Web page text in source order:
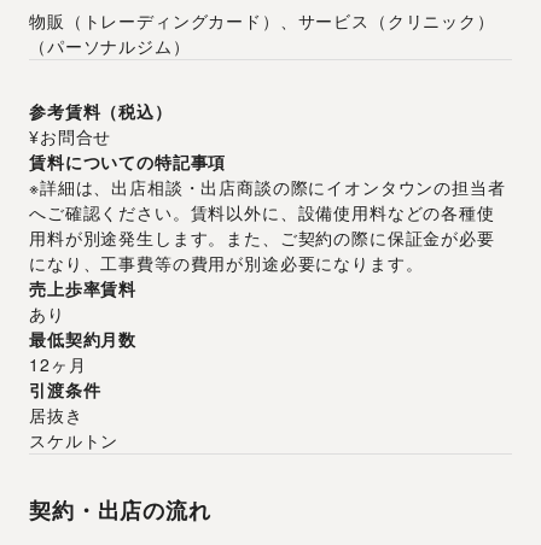
物販（トレーディングカード）、サービス（クリニック）
（パーソナルジム）
参考賃料（税込）
¥お問合せ
賃料についての特記事項
※詳細は、出店相談・出店商談の際にイオンタウンの担当者
へご確認ください。賃料以外に、設備使用料などの各種使
用料が別途発生します。また、ご契約の際に保証金が必要
になり、工事費等の費用が別途必要になります。
売上歩率賃料
あり
最低契約月数
12ヶ月
引渡条件
居抜き
スケルトン
契約・出店の流れ